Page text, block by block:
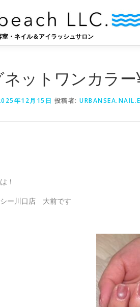
室・ネイル＆アイラッシュサロン
ネットワンカラー
年12月15日 投稿者:
！
ー川口店 大前です